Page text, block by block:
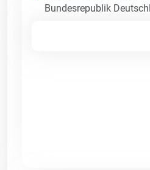
Bundesrepublik